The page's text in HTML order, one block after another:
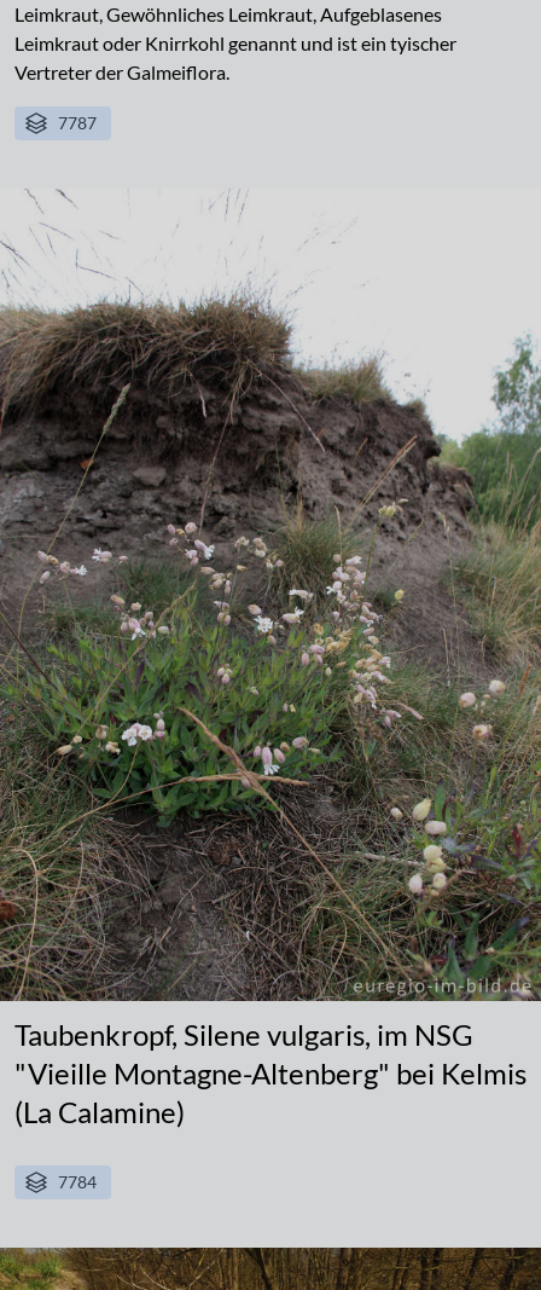
Leimkraut, Gewöhnliches Leimkraut, Aufgeblasenes
Leimkraut oder Knirrkohl genannt und ist ein tyischer
Vertreter der Galmeiflora.
7787
Taubenkropf, Silene vulgaris, im NSG
"Vieille Montagne-Altenberg" bei Kelmis
(La Calamine)
7784